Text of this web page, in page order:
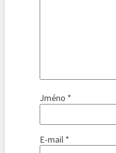
Jméno *
E-mail *